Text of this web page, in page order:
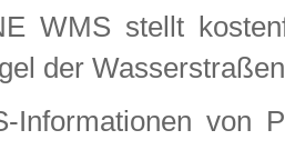
WMS stellt
der
Informationen von